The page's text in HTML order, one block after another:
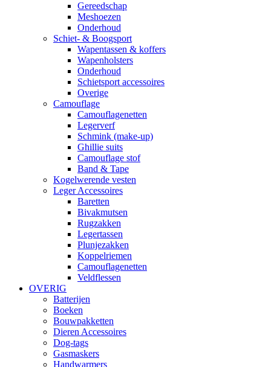
Gereedschap
Meshoezen
Onderhoud
Schiet- & Boogsport
Wapentassen & koffers
Wapenholsters
Onderhoud
Schietsport accessoires
Overige
Camouflage
Camouflagenetten
Legerverf
Schmink (make-up)
Ghillie suits
Camouflage stof
Band & Tape
Kogelwerende vesten
Leger Accessoires
Baretten
Bivakmutsen
Rugzakken
Legertassen
Plunjezakken
Koppelriemen
Camouflagenetten
Veldflessen
OVERIG
Batterijen
Boeken
Bouwpakketten
Dieren Accessoires
Dog-tags
Gasmaskers
Handwarmers